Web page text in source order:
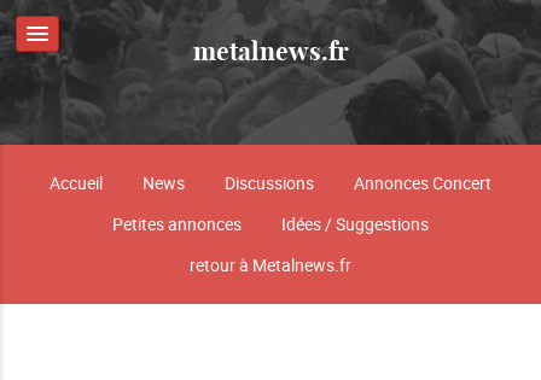
metalnews.fr
Accueil News Discussions
Annonces Concert
Petites annonces
Idées / Suggestions
retour à Metalnews.fr